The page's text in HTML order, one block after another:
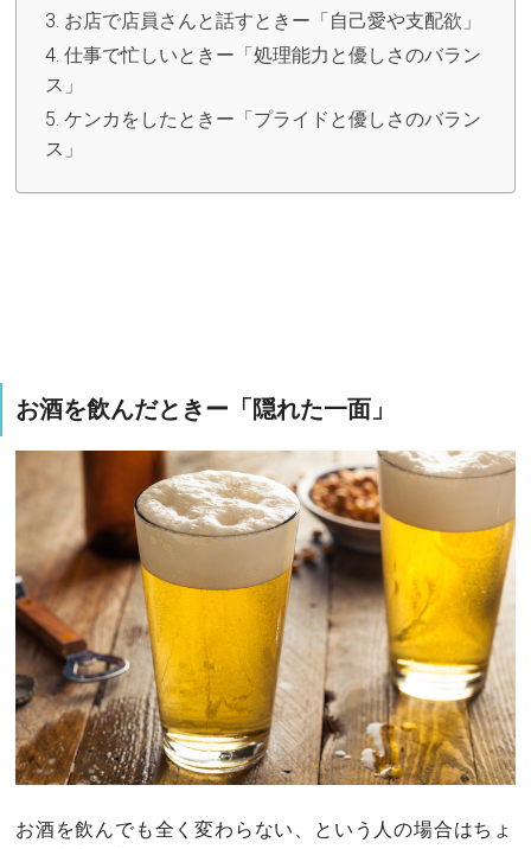
お店で店員さんと話すときー「自己愛や支配欲」
仕事で忙しいときー「処理能力と優しさのバラン
ス」
ケンカをしたときー「プライドと優しさのバラン
ス」
お酒を飲んだときー「隠れた一面」
お酒を飲んでも全く変わらない、という人の場合はちょ